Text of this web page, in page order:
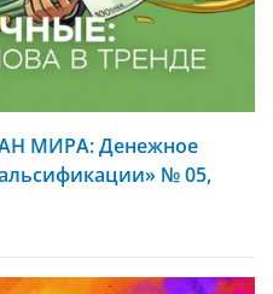
МИРА: Денежное
№ 05,